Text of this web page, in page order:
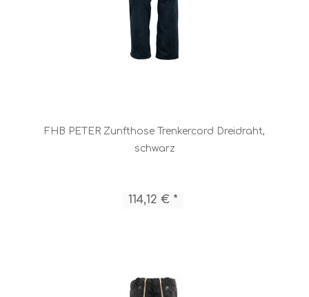
FHB PETER Zunfthose Trenkercord Dreidraht,
schwarz
114,12 € *